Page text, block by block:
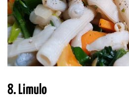
8. Limulo